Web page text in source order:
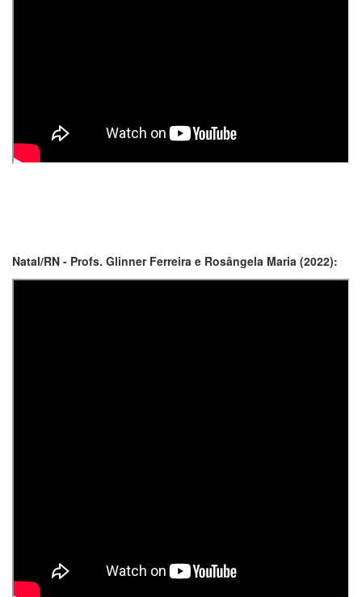
Natal/RN - Profs. Glinner Ferreira e Rosângela Maria (2022):